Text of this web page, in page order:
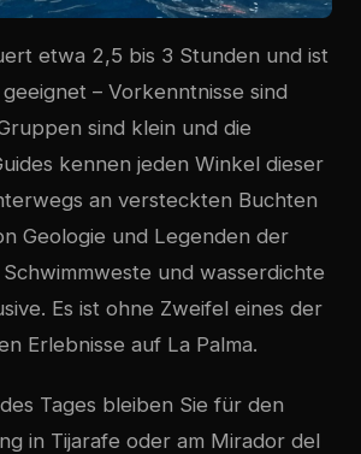
etwa 2,5 bis 3 Stunden und ist
– Vorkenntnisse sind
sind klein und die
kennen jeden Winkel dieser
an versteckten Buchten
Geologie und Legenden der
und wasserdichte
Es ist ohne Zweifel eines der
Erlebnisse auf La Palma.
Tages bleiben Sie für den
in Tijarafe oder am Mirador del